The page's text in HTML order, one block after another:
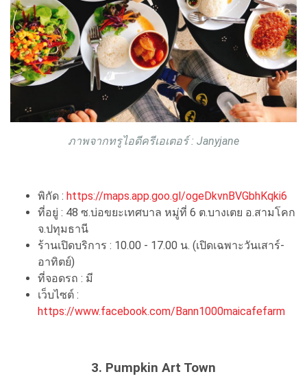
ภาพจากทรูไอดีครีเอเตอร์ : Janyjane
พิกัด : https://maps.app.goo.gl/ogeDkvnBVGbhKqki6
ที่อยู่ : 48 ซ.บ่อขยะเทศบาล หมู่ที่ 6 ต.บางเตย อ.สามโคก
จ.ปทุมธานี
ร้านเปิดบริการ : 10.00 - 17.00 น. (เปิดเฉพาะวันเสาร์-
อาทิตย์)
ที่จอดรถ : มี
เว็บไซต์ :
https://www.facebook.com/Bann1000maicafefarm
3. Pumpkin Art Town